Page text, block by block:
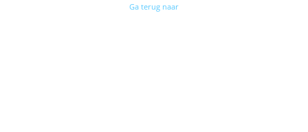
Ga terug naar